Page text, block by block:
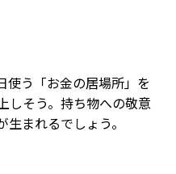
使う「お金の居場所」を
しそう。持ち物への敬意
まれるでしょう。